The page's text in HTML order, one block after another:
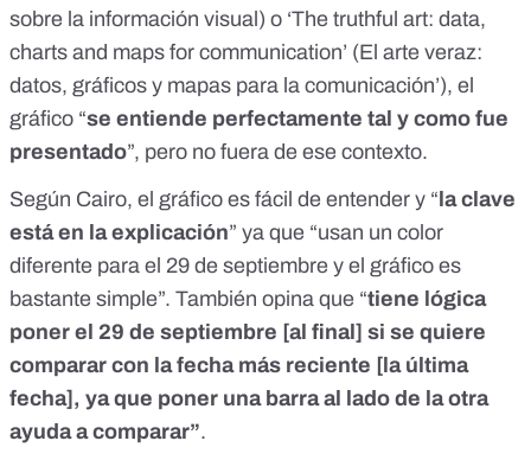
sobre la información visual) o ‘The truthful art: data,
charts and maps for communication’ (El arte veraz:
datos, gráficos y mapas para la comunicación’), el
gráfico “se entiende perfectamente tal y como fue
presentado”, pero no fuera de ese contexto.
Según Cairo, el gráfico es fácil de entender y “ la clave
está en la explicación” ya que “usan un color
diferente para el 29 de septiembre y el gráfico es
bastante simple”. También opina que “tiene lógica
poner el 29 de septiembre [al final] si se quiere
comparar con la fecha más reciente [la última
fecha], ya que poner una barra al lado de la otra
ayuda a comparar”.